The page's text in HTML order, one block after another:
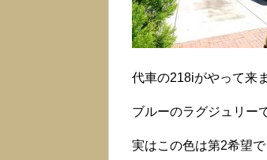
代車の218iがやって来
ブルーのラグジュリー
実はこの色は第2希望で